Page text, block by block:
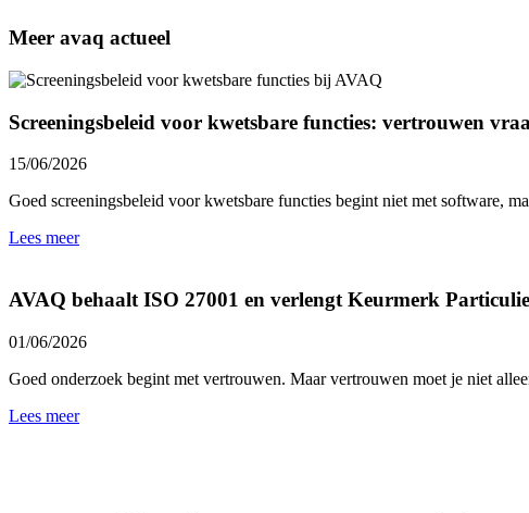
Meer avaq actueel
Screeningsbeleid voor kwetsbare functies: vertrouwen
15/06/2026
Goed screeningsbeleid voor kwetsbare functies begint niet met software,
Lees meer
AVAQ behaalt ISO 27001 en verlengt Keurmerk
01/06/2026
Goed onderzoek begint met vertrouwen. Maar vertrouwen moet je niet
Lees meer